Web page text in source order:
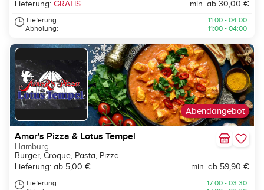
Lieferung: GRATIS min. ab 30,00 €
Lieferung:
Abholung:
11:00 - 04:00
11:00 - 04:00
Abendangebot
Amor's Pizza & Lotus Tempel
Hamburg
Burger, Croque, Pasta, Pizza
Lieferung: ab 5,00 €
min. ab 59,90 €
Lieferung:
17:00 - 03:30